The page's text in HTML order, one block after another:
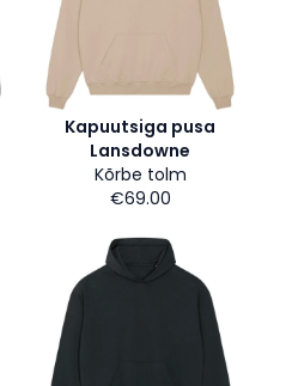
Kapuutsiga pusa
Lansdowne
Kõrbe tolm
€69.00